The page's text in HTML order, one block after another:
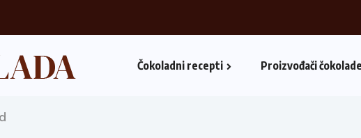
Čokoladni recepti Proizvođači čokolade